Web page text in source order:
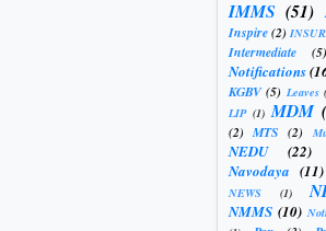
IMMS (51)
Inspire(2)
Intermediate (5)
Notifications
KGBV (5) Leaves
LIP (1) MDM
(2) MTS (2)
NEDU
(22)
Navodaya (11)
NEWS (1)
NMMS (10)